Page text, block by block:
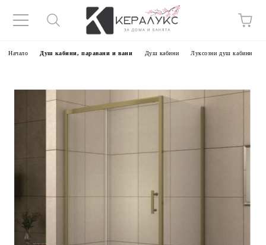
Начало Душ кабини, паравани и вани Душ кабини Луксозни душ кабини